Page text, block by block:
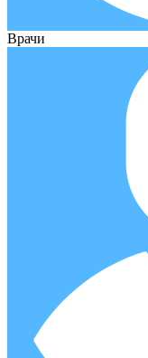
Врачи